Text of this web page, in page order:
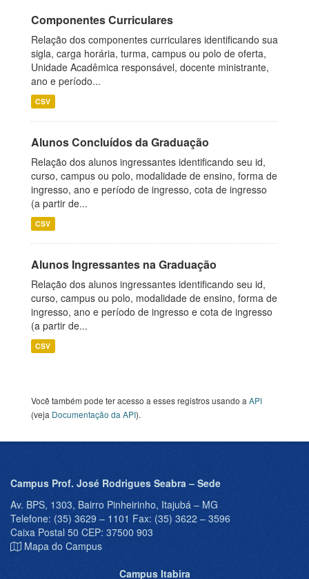
Componentes Curriculares
Relação dos componentes curriculares identificando sua
sigla, carga horária, turma, campus ou polo de oferta,
Unidade Acadêmica responsável, docente ministrante,
ano e período...
CSV
Alunos Concluídos da Graduação
Relação dos alunos ingressantes identificando seu id,
curso, campus ou polo, modalidade de ensino, forma de
ingresso, ano e período de ingresso, cota de ingresso
(a partir de...
CSV
Alunos Ingressantes na Graduação
Relação dos alunos ingressantes identificando seu id,
curso, campus ou polo, modalidade de ensino, forma de
ingresso, ano e período de ingresso e cota de ingresso
(a partir de...
CSV
Você também pode ter acesso a esses registros usando a API
(veja Documentação da API).
Campus Prof. José Rodrigues Seabra – Sede
Av. BPS, 1303, Bairro Pinheirinho, Itajubá – MG
Telefone: (35) 3629 – 1101 Fax: (35) 3622 – 3596
Caixa Postal 50 CEP: 37500 903
Mapa do Campus
Campus Itabira